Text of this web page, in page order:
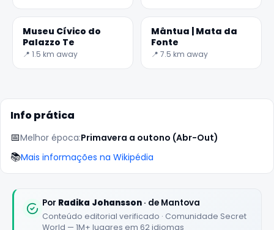
Museu Cívico do
Palazzo Te
📍 1.5 km away
Mântua | Mata da
Fonte
📍 7.5 km away
Info prática
📅Melhor época:Primavera a outono (Abr-Out)
📚Mais informações na Wikipédia
Por Radika Johansson · de Mantova
Conteúdo editorial verificado · Comunidade Secret
World — 1M+ lugares em 62 idiomas